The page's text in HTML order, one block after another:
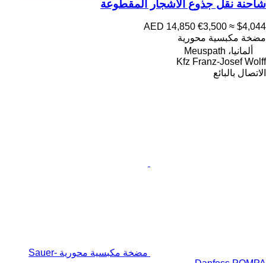
شاحنة نقل جذوع الأشجار المقطوعة
AED 14,850 €3,500 ≈ $4,044
مضخة مكبسية محورية
ألمانيا، Meuspath
Kfz Franz-Josef Wolff
الاتصال بالبائع
مضخة مكبسية محورية Sauer-